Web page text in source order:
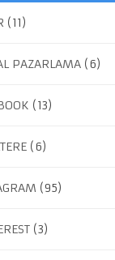
(11)
PAZARLAMA (6)
(13)
(6)
(95)
(3)